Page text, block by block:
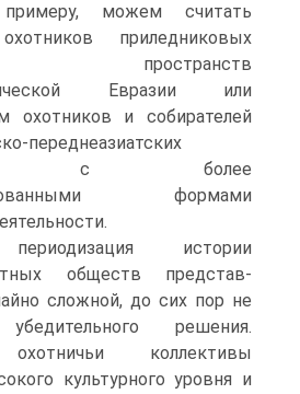
можем считать
приледниковых
пространств
Евразии или
охо­тников и собирателей
переднеазиатских
с более
формами
истории
обществ представ­
сложной, до сих пор не
ре­шения.
коллективы
культурного уровня и